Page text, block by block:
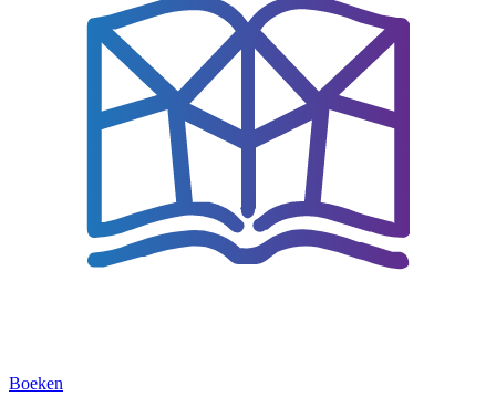
Boeken